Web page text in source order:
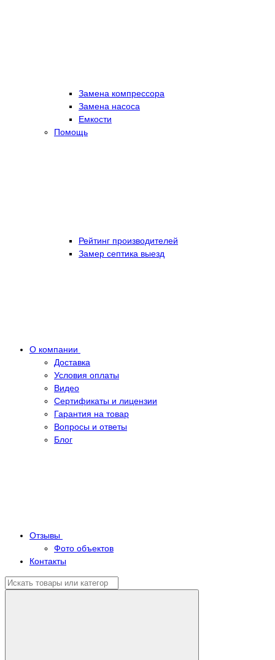
Замена компрессора
Замена насоса
Емкости
Помощь
Рейтинг производителей
Замер септика выезд
О компании
Доставка
Условия оплаты
Видео
Сертификаты и лицензии
Гарантия на товар
Вопросы и ответы
Блог
Отзывы
Фото объектов
Контакты